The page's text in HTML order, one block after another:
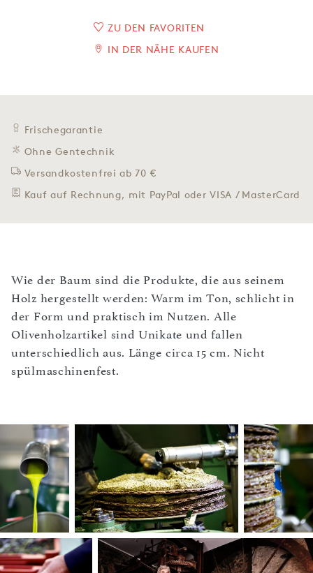
ZU DEN FAVORITEN
IN DER NÄHE KAUFEN
Frischegarantie
Ohne Gentechnik
Versandkostenfrei ab 70 €
Kauf auf Rechnung, mit PayPal oder VISA / MasterCard
Wie der Baum sind die Produkte, die aus seinem
Holz hergestellt werden: Warm im Ton, schlicht in
der Form und praktisch im Nutzen. Alle
Olivenholzartikel sind Unikate und fallen
unterschiedlich aus. Länge circa 15 cm. Nicht
spülmaschinenfest.